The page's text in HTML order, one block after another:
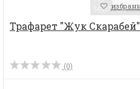
Трафарет "Жук
(0)